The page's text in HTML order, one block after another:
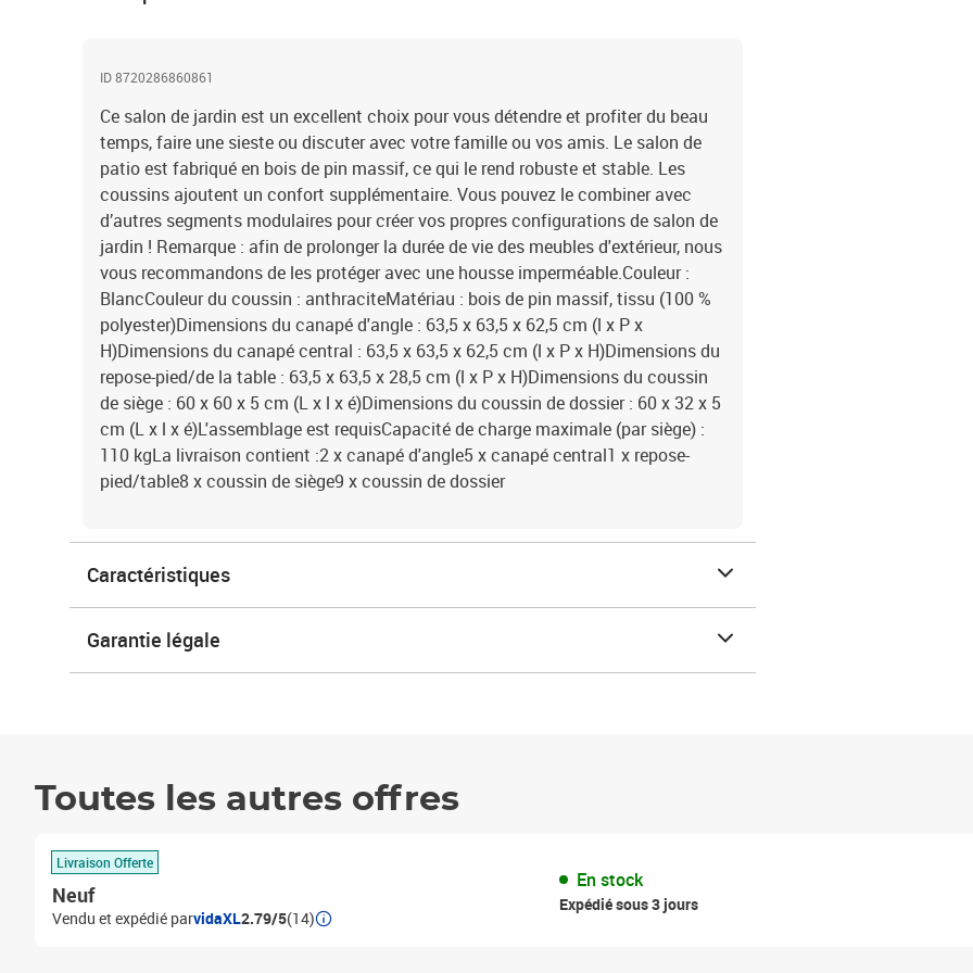
ID 8720286860861
Ce salon de jardin est un excellent choix pour vous détendre et profiter du beau
temps, faire une sieste ou discuter avec votre famille ou vos amis. Le salon de
patio est fabriqué en bois de pin massif, ce qui le rend robuste et stable. Les
coussins ajoutent un confort supplémentaire. Vous pouvez le combiner avec
d’autres segments modulaires pour créer vos propres configurations de salon de
jardin ! Remarque : afin de prolonger la durée de vie des meubles d'extérieur, nous
vous recommandons de les protéger avec une housse imperméable.Couleur :
BlancCouleur du coussin : anthraciteMatériau : bois de pin massif, tissu (100 %
polyester)Dimensions du canapé d'angle : 63,5 x 63,5 x 62,5 cm (l x P x
H)Dimensions du canapé central : 63,5 x 63,5 x 62,5 cm (l x P x H)Dimensions du
repose-pied/de la table : 63,5 x 63,5 x 28,5 cm (l x P x H)Dimensions du coussin
de siège : 60 x 60 x 5 cm (L x l x é)Dimensions du coussin de dossier : 60 x 32 x 5
cm (L x l x é)L'assemblage est requisCapacité de charge maximale (par siège) :
110 kgLa livraison contient :2 x canapé d'angle5 x canapé central1 x repose-
pied/table8 x coussin de siège9 x coussin de dossier
Caractéristiques
Garantie légale
Toutes les autres offres
Livraison Offerte
Neuf
Vendu et expédié parvidaXL2.79/5(14)
En stock
Expédié sous 3 jours